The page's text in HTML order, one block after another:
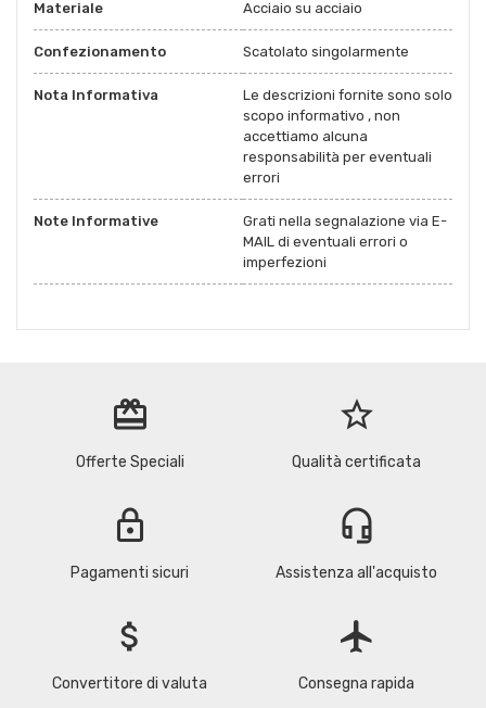
Materiale Acciaio su acciaio
Confezionamento Scatolato singolarmente
Nota Informativa
Le descrizioni fornite sono solo
scopo informativo , non
accettiamo alcuna
responsabilità per eventuali
errori
Note Informative
Grati nella segnalazione via E-
MAIL di eventuali errori o
imperfezioni
redeem
Offerte Speciali
star_border
Qualità certificata
lock
Pagamenti sicuri
headset_mic
Assistenza all'acquisto
attach_money
Convertitore di valuta
flight
Consegna rapida